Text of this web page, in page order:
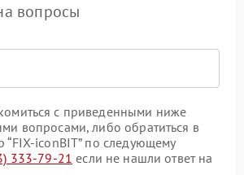
вопросы
с приведенными ниже
вопросами, либо обратиться в
“FIX-iconBIT” по следующему
333-79-21 если не нашли ответ на